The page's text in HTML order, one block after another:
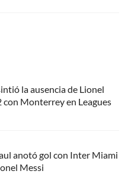
la ausencia de Lionel
Monterrey en Leagues
anotó gol con Inter Miami
Messi